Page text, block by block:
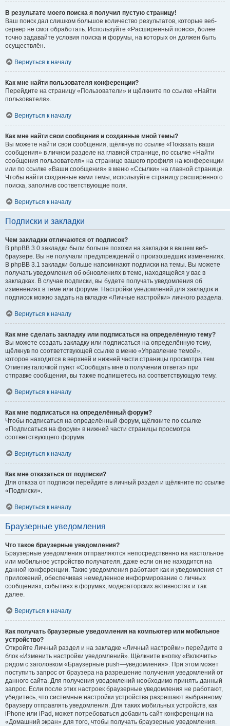
В результате моего поиска я получил пустую страницу!
Ваш поиск дал слишком большое количество результатов, которые веб-
сервер не смог обработать. Используйте «Расширенный поиск», более
точно задавайте условия поиска и форумы, на которых он должен быть
осуществлён.
Вернуться к началу
Как мне найти пользователя конференции?
Перейдите на страницу «Пользователи» и щёлкните по ссылке «Найти
пользователя».
Вернуться к началу
Как мне найти свои сообщения и созданные мной темы?
Вы можете найти свои сообщения, щёлкнув по ссылке «Показать ваши
сообщения» в личном разделе на главной странице, по ссылке «Найти
сообщения пользователя» на странице вашего профиля на конференции
или по ссылке «Ваши сообщения» в меню «Ссылки» на главной странице.
Чтобы найти созданные вами темы, используйте страницу расширенного
поиска, заполнив соответствующие поля.
Вернуться к началу
Подписки и закладки
Чем закладки отличаются от подписок?
В phpBB 3.0 закладки были больше похожи на закладки в вашем веб-
браузере. Вы не получали предупреждений о произошедших изменениях.
В phpBB 3.1 закладки больше напоминают подписки на темы. Вы можете
получать уведомления об обновлениях в теме, находящейся у вас в
закладках. В случае подписки, вы будете получать уведомления об
изменениях в теме или форуме. Настройки уведомлений для закладок и
подписок можно задать на вкладке «Личные настройки» личного раздела.
Вернуться к началу
Как мне сделать закладку или подписаться на определённую тему?
Вы можете создать закладку или подписаться на определённую тему,
щёлкнув по соответствующей ссылке в меню «Управление темой»,
которое находится в верхней и нижней части страницы просмотра тем.
Отметив галочкой пункт «Сообщать мне о получении ответа» при
отправке сообщения, вы также подпишетесь на соответствующую тему.
Вернуться к началу
Как мне подписаться на определённый форум?
Чтобы подписаться на определённый форум, щёлкните по ссылке
«Подписаться на форум» в нижней части страницы просмотра
соответствующего форума.
Вернуться к началу
Как мне отказаться от подписки?
Для отказа от подписки перейдите в личный раздел и щёлкните по ссылке
«Подписки».
Вернуться к началу
Браузерные уведомления
Что такое браузерные уведомления?
Браузерные уведомления отправляются непосредственно на настольное
или мобильное устройство получателя, даже если он не находится на
данной конференции. Такие уведомления работают как и уведомления от
приложений, обеспечивая немедленное информирование о личных
сообщениях, событиях в форумах, модераторских активностях и так
далее.
Вернуться к началу
Как получать браузерные уведомления на компьютер или мобильное
устройство?
Откройте Личный раздел и на закладке «Личный настройки» перейдите в
блок «Изменить настройки уведомлений». Щёлкните кнопку «Включить»
рядом с заголовком «Браузерные push—уведомления». При этом может
поступить запрос от браузера на разрешение получения уведомлений от
данного сайта. Для получения уведомлений необходимо принять данный
запрос. Если после этих настроек браузерные уведомления не работают,
убедитесь, что системные настройки устройства разрешают выбранному
браузеру отправлять уведомления. Для таких мобильных устройств, как
iPhone или iPad, может потребоваться добавить сайт конференции на
«Домашний экран» для того, чтобы получать браузерные уведомления.